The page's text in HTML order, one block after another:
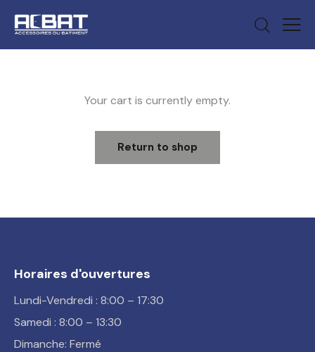
Your cart is currently empty.
Return to shop
Horaires d'ouvertures
Lundi-Vendredi : 8:00 – 17:30
Samedi : 8:00 – 13:30
Dimanche: Fermé